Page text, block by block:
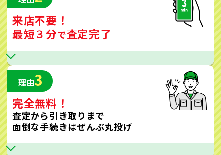
来店不要！
最短３分で査定完了
理由3
完全無料！
査定から引き取りまで
面倒な手続きはぜんぶ丸投げ